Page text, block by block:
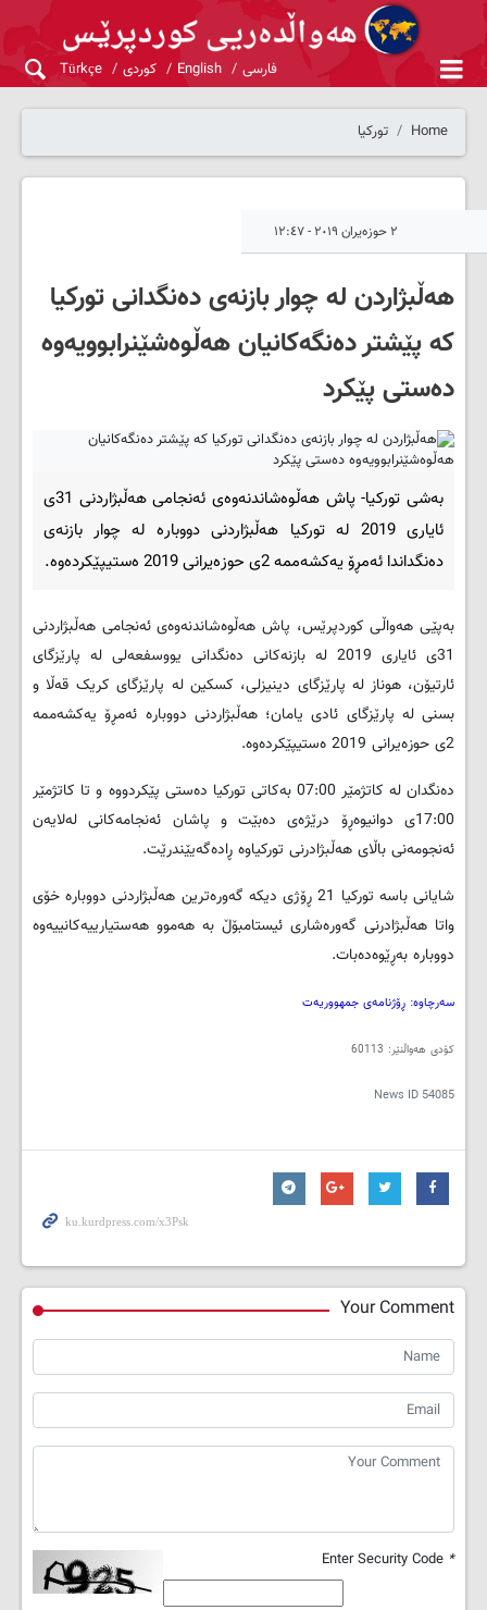
فارسی English کوردی Türkçe
Home تورکیا
٢ حوزەیران ٢٠١٩ - ١٢:٤٧
هەڵبژاردن لە چوار بازنەی دەنگدانی تورکیا
کە پێشتر دەنگەکانیان هەڵوەشێنرابوویەوە
دەستی پێکرد
بەشی تورکیا- پاش هەڵوەشاندنەوەی ئەنجامی هەڵبژاردنی 31ی
ئایاری 2019 لە تورکیا هەڵبژاردنی دووبارە لە چوار بازنەی
دەنگداندا ئەمڕۆ یەکشەممە 2ی حوزەیرانی 2019 ەستیپێکردەوە.
بەپێی هەواڵی کوردپرێس، پاش هەڵوەشاندنەوەی ئەنجامی هەڵبژاردنی
31ی ئایاری 2019 لە بازنەکانی دەنگدانی یووسفعەلی لە پارێزگای
ئارتیۆن، هوناز لە پارێزگای دینیزلی، کسکین لە پارێزگای کریک قەڵا و
بسنی لە پارێزگای ئادی یامان؛ هەڵبژاردنی دووبارە ئەمڕۆ یەکشەممە
2ی حوزەیرانی 2019 ەستیپێکردەوە.
دەنگدان لە کاتژمێر 07:00 بەکاتی تورکیا دەستی پێکردووە و تا کاتژمێر
17:00ی دوانیوەڕۆ درێژەی دەبێت و پاشان ئەنجامەکانی لەلایەن
ئەنجومەنی باڵای هەڵبژادرنی تورکیاوە ڕادەگەیێندرێت.
شایانی باسە تورکیا 21 ڕۆژی دیکە گەورەترین هەڵبژاردنی دووبارە خۆی
واتا هەڵبژادرنی گەورەشاری ئیستامبۆڵ بە هەموو هەستیارییەکانییەوە
دووبارە بەڕێوەدەبات.
سەرچاوە: ڕۆژنامەی جمهووریەت
کۆدی هەواڵنێر: 60113
News ID 54085
Your Comment
*